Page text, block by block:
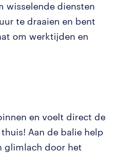
wisselende diensten
te draaien en bent
om werktijden en
en voelt direct de
Aan de balie help
glimlach door het